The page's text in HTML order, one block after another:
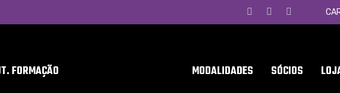
FORMAÇÃO MODALIDADES SÓCIOS